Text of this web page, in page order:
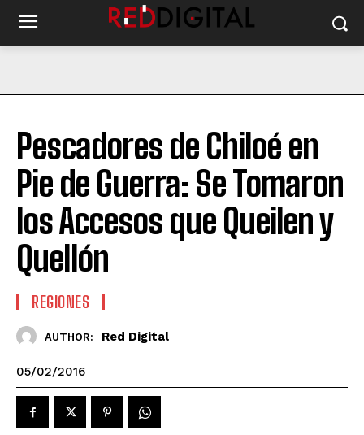
Pescadores de Chiloé en
Pie de Guerra: Se Tomaron
los Accesos que Queilen y
Quellón
REGIONES
AUTHOR: Red Digital
05/02/2016